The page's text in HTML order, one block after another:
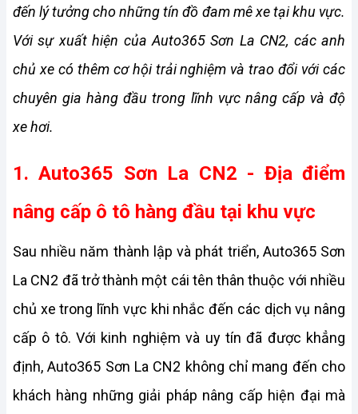
đến lý tưởng cho những tín đồ đam mê xe tại khu vực.
Với sự xuất hiện của Auto365 Sơn La CN2, các anh
chủ xe có thêm cơ hội trải nghiệm và trao đổi với các
chuyên gia hàng đầu trong lĩnh vực nâng cấp và độ
xe hơi.
1. Auto365 Sơn La CN2 - Địa điểm
nâng cấp ô tô hàng đầu tại khu vực
Sau nhiều năm thành lập và phát triển, Auto365 Sơn
La CN2 đã trở thành một cái tên thân thuộc với nhiều
chủ xe trong lĩnh vực khi nhắc đến các dịch vụ nâng
cấp ô tô. Với kinh nghiệm và uy tín đã được khẳng
định, Auto365 Sơn La CN2 không chỉ mang đến cho
khách hàng những giải pháp nâng cấp hiện đại mà